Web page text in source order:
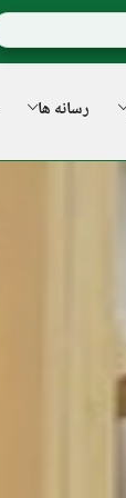
رسانه ها